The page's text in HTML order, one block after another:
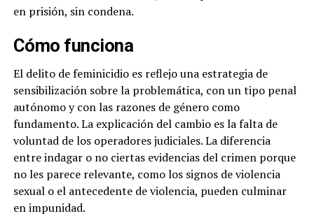
en prisión, sin condena.
Cómo funciona
El delito de feminicidio es reflejo una estrategia de
sensibilización sobre la problemática, con un tipo penal
autónomo y con las razones de género como
fundamento. La explicación del cambio es la falta de
voluntad de los operadores judiciales. La diferencia
entre indagar o no ciertas evidencias del crimen porque
no les parece relevante, como los signos de violencia
sexual o el antecedente de violencia, pueden culminar
en impunidad.